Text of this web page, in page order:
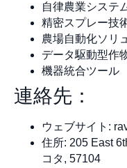
自律農業システ
精密スプレー技
農場自動化ソリ
データ駆動型作
機器統合ツール
連絡先：
ウェブサイト:
住所: 205 East
コタ, 57104